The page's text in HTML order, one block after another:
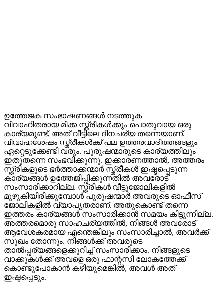
ഉത്തേജക സംഭാഷണങ്ങൾ നടത്തുക
വിവാഹിതരായ മിക്ക സ്ത്രീകൾക്കും പൊതുവായ ഒരു
കാര്യമുണ്ട്, അത് വീട്ടിലെ ദിനചര്യ തന്നെയാണ്.
വിവാഹശേഷം സ്ത്രീകൾക്ക് പല ഉത്തരവാദിത്തങ്ങളും
ഏറ്റെടുക്കേണ്ടി വരും. പുരുഷന്മാരുടെ കാര്യത്തിലും
ഇതുതന്നെ സംഭവിക്കുന്നു. ഇക്കാരണത്താൽ, അത്തരം
സ്ത്രീകളുടെ ഭർത്താക്കന്മാർ സ്ത്രീകൾ ഇഷ്ടപ്പെടുന്ന
കാര്യങ്ങൾ ഉത്തേജിപ്പിക്കുന്നതിൽ അവരോട്
സംസാരിക്കാറില്ല. സ്ത്രീകൾ വീട്ടുജോലികളിൽ
മുഴുകിയിരിക്കുമ്പോൾ പുരുഷന്മാർ അവരുടെ ഓഫീസ്
ജോലികളിൽ വ്യാപൃതരാണ്. അതുകൊണ്ട് തന്നെ
ഇത്തരം കാര്യങ്ങൾ സംസാരിക്കാൻ സമയം കിട്ടുന്നില്ല.
അത്തരമൊരു സാഹചര്യത്തിൽ, നിങ്ങൾ അവരോട്
ആവേശകരമായ എന്തെങ്കിലും സംസാരിച്ചാൽ, അവർക്ക്
സുഖം തോന്നും. നിങ്ങൾക്ക് അവരുടെ
താൽപ്പര്യങ്ങളെക്കുറിച്ച് സംസാരിക്കാം. നിങ്ങളുടെ
വാക്കുകൾക്ക് അവളെ ഒരു ഫാന്റസി ലോകത്തേക്ക്
കൊണ്ടുപോകാൻ കഴിയുമെങ്കിൽ, അവൾ അത്
ഇഷ്ടപ്പെടും.